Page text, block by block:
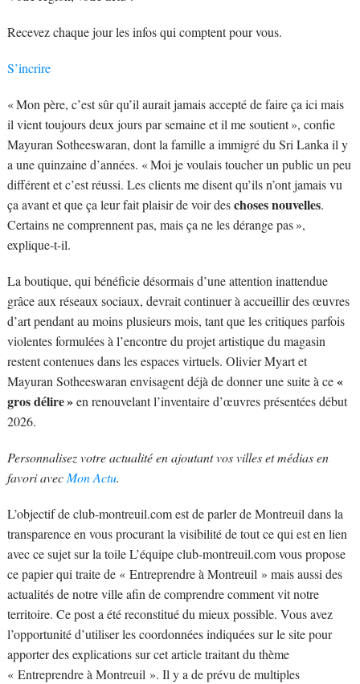
Recevez chaque jour les infos qui comptent pour vous.
S’incrire
« Mon père, c’est sûr qu’il aurait jamais accepté de faire ça ici mais
il vient toujours deux jours par semaine et il me soutient », confie
Mayuran Sotheeswaran, dont la famille a immigré du Sri Lanka il y
a une quinzaine d’années. « Moi je voulais toucher un public un peu
différent et c’est réussi. Les clients me disent qu’ils n’ont jamais vu
ça avant et que ça leur fait plaisir de voir deschoses nouvelles.
Certains ne comprennent pas, mais ça ne les dérange pas »,
explique-t-il.
La boutique, qui bénéficie désormais d’une attention inattendue
grâce aux réseaux sociaux, devrait continuer à accueillir des œuvres
d’art pendant au moins plusieurs mois, tant que les critiques parfois
violentes formulées à l’encontre du projet artistique du magasin
restent contenues dans les espaces virtuels. Olivier Myart et
Mayuran Sotheeswaran envisagent déjà de donner une suite à ce«
gros délire »en renouvelant l’inventaire d’œuvres présentées début
2026.
Personnalisez votre actualité en ajoutant vos villes et médias en
favori avec Mon Actu.
L’objectif de club-montreuil.com est de parler de Montreuil dans la
transparence en vous procurant la visibilité de tout ce qui est en lien
avec ce sujet sur la toile L’équipe club-montreuil.com vous propose
ce papier qui traite de « Entreprendre à Montreuil » mais aussi des
actualités de notre ville afin de comprendre comment vit notre
territoire. Ce post a été reconstitué du mieux possible. Vous avez
l’opportunité d’utiliser les coordonnées indiquées sur le site pour
apporter des explications sur cet article traitant du thème
« Entreprendre à Montreuil ». Il y a de prévu de multiples